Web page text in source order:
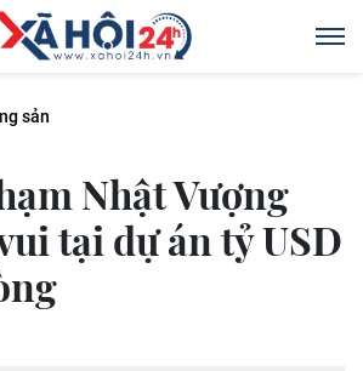
sản
Nhật Vượng
tại dự án tỷ USD